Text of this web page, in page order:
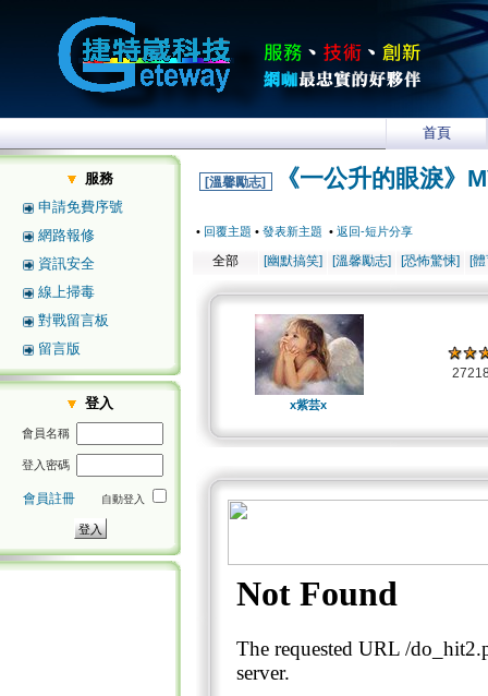
首頁
服務
申請免費序號
網路報修
資訊安全
線上掃毒
對戰留言板
留言版
登入
會員名稱
登入密碼
會員註冊 自動登入
[溫馨勵志] 《一公升的眼淚》
• 回覆主題 • 發表新主題 • 返回-短片分享
全部 [幽默搞笑] [溫馨勵志] [恐怖驚悚] [
x紫芸x